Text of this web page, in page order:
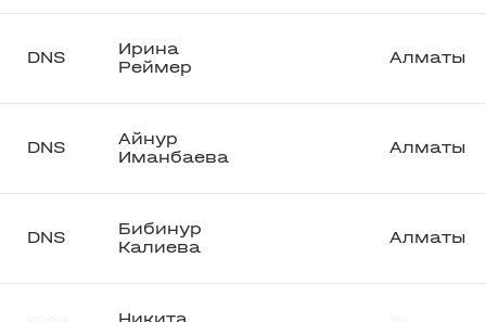
DNS
Ирина
Реймер
Алматы
DNS
Айнур
Иманбаева
Алматы
DNS
Бибинур
Калиева
Алматы